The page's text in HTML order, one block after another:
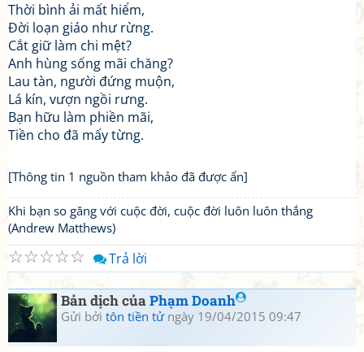
Thời bình ải mất hiểm,
Đời loạn giáo như rừng.
Cắt giữ làm chi mệt?
Anh hùng sống mãi chăng?
Lau tàn, người đứng muộn,
Lá kín, vượn ngồi rưng.
Bạn hữu làm phiền mãi,
Tiền cho đã mấy từng.
[Thông tin 1 nguồn tham khảo đã được ẩn]
Khi bạn so găng với cuộc đời, cuộc đời luôn luôn thắng
(Andrew Matthews)
☆
☆
☆
☆
☆ Trả lời
Bản dịch củaPhạm Doanh
Gửi bởi tôn tiền tửngày 19/04/2015 09:47